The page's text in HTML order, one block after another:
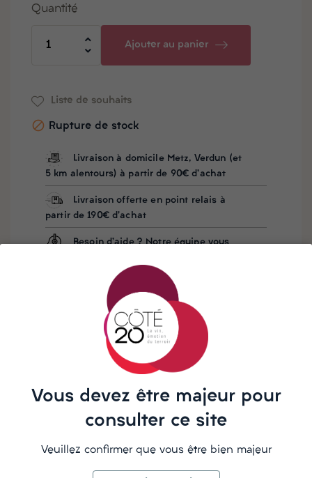
Quantité
Ajouter au panier
Liste de souhaits
 Rupture de stock
Livraison à domicile Metz, Verdun (et
5 km alentours) à partir de 90€ d'achat
Livraison offerte en point relais à
partir de 190€ d'achat
Besoin d'aide ? Notre équipe vous
Détails du produit
Vous devez être majeur pour
consulter ce site
Veuillez confirmer que vous être bien majeur